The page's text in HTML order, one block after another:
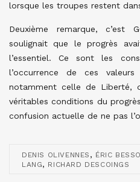
lorsque les troupes restent
Deuxième remarque, c’est
soulignait que le progrès
l’essentiel. Ce sont les
l’occurrence de ces
notamment celle de Liberté,
véritables conditions du
confusion actuelle de ne pas
DENIS OLIVENNES , ÉRIC
LANG, RICHARD DESCOINGS